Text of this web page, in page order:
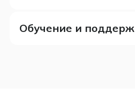
Обучение и